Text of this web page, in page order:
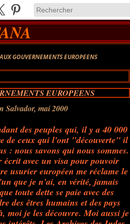
GOUVERNEMENTS EUROPEENS
EUROPEENS
Salvador, mai 2000
des peuples qui, il y a 40 000
de ceux qui l'ont "découverte" il
: nous savons qui nous sommes.
avec un visa pour pouvoir
usurier européen me réclame le
que je n'ai, en vérité, jamais
toute dette se paie avec des
des êtres humains et des pays
moi je les découvre. Moi aussi je